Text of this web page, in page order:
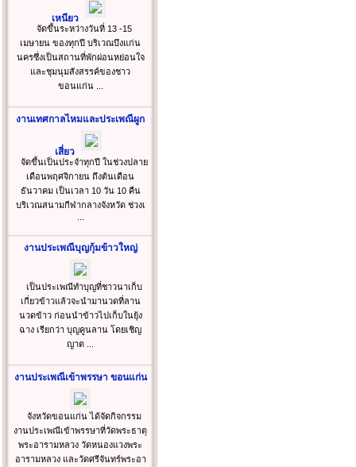
เหนียว
จัดขึ้นระหว่างวันที่ 13 -15
เมษายน ของทุกปี บริเวณบึงแก่น
นครซึ่งเป็นสถานที่พักผ่อนหย่อนใจ
และชุมนุมสังสรรค์ของชาว
ขอนแก่น ...
งานเทศกาลไหมและประเพณีผูก
เสี่ยว
จัดขึ้นเป็นประจำทุกปี ในช่วงปลาย
เดือนพฤศจิกายน ถึงต้นเดือน
ธันวาคม เป็นเวลา 10 วัน 10 คืน
บริเวณสนามกีฬากลางจังหวัด ช่วงเ
งานประเพณีบุญกุ้มข้าวใหญ่
เป็นประเพณีทำบุญที่ชาวนาเก็บ
เกี่ยวข้าวแล้วจะนำมานวดที่ลาน
นวดข้าว ก่อนนำข้าวไปเก็บในยุ้ง
ฉาง เรียกว่า บุญคูนลาน โดยเชิญ
ญาต ...
งานประเพณีเข้าพรรษา ขอนแก่น
จังหวัดขอนแก่น ได้จัดกิจกรรม
งานประเพณีเข้าพรรษาที่วัดพระธาตุ
พระอารามหลวง วัดหนองแวงพระ
อารามหลวง และวัดศรีจันทร์พระอา